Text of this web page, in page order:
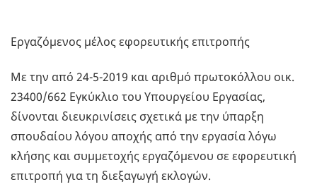
Εργαζόμενος μέλος εφορευτικής επιτροπής
Με την από 24-5-2019 και αριθμό πρωτοκόλλου οικ.
23400/662 Εγκύκλιο του Υπουργείου Εργασίας,
δίνονται διευκρινίσεις σχετικά με την ύπαρξη
σπουδαίου λόγου αποχής από την εργασία λόγω
κλήσης και συμμετοχής εργαζόμενου σε εφορευτική
επιτροπή για τη διεξαγωγή εκλογών.